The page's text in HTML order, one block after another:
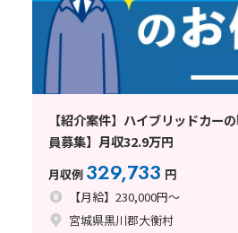
【紹介案件】ハイブリッドカー
員募集】月収32.9万円
月収例 329,733 円
【月給】230,000円～
宮城県黒川郡大衡村